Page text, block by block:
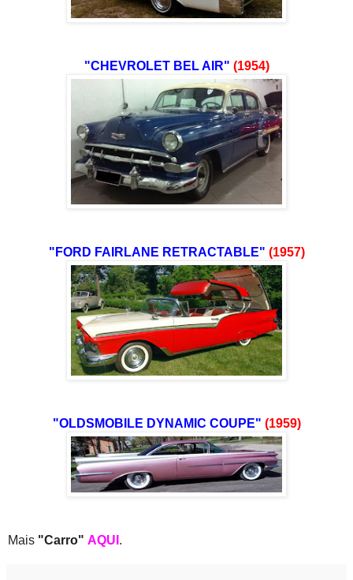
"CHEVROLET BEL AIR" (1954)
"FORD FAIRLANE RETRACTABLE" (1957)
"OLDSMOBILE DYNAMIC COUPE" (1959)
Mais "Carro" AQUI .